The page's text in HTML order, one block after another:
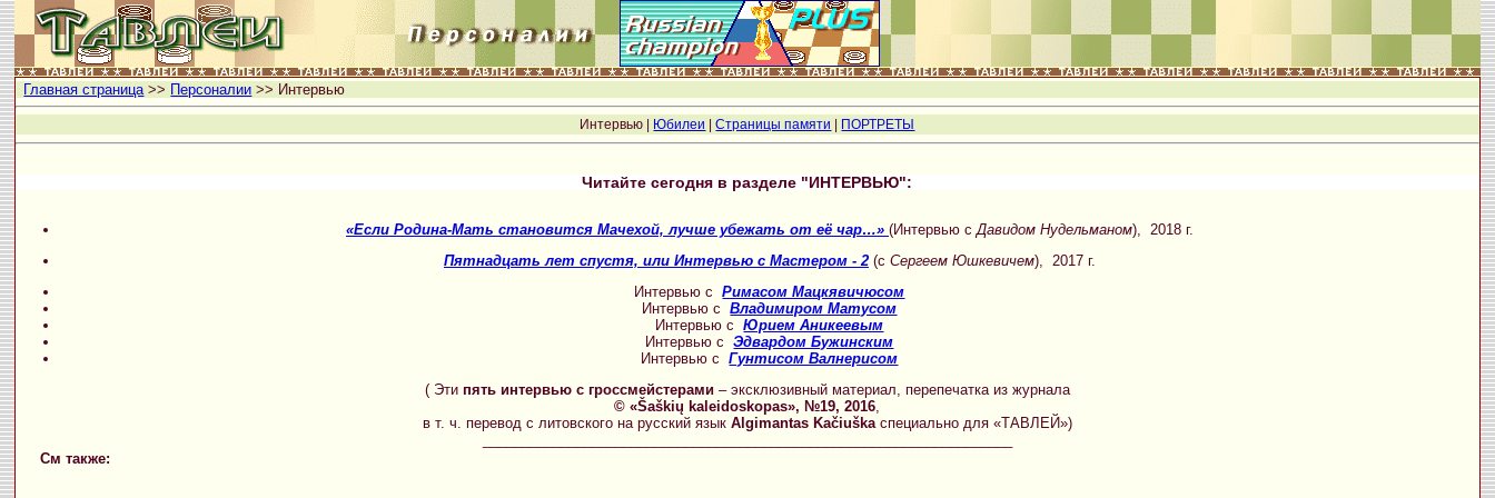
Главная страница>> Персоналии >> Интервью
Интервью | Юбилеи |Страницы памяти ПОРТРЕТЫ
Читайте сегодня в разделе "ИНТЕРВЬЮ":
«Если Родина-Мать становится Мачехой, лучше убежать от её чар…» (Интервью сДавидом Нудельманом), 2018 г.
Пятнадцать лет спустя, или Интервью с Мастером - 2(с Сергеем Юшкевичем), 2017 г.
Интервью сРимасом Мацкявичюсом
Интервью сВладимиром Матусом
Интервью сЮрием Аникеевым
Интервью сЭдвардом Бужинским
Интервью сГунтисом Валнерисом
( Эти пять интервью с гроссмейстерами– эксклюзивный материал, перепечатка из журнала
© «Šaškių kaleidoskopas», №19, 2016,
в т. ч. перевод с литовского на русский язык Algimantas Kačiuškaспециально для «ТАВЛЕЙ»)
См также: